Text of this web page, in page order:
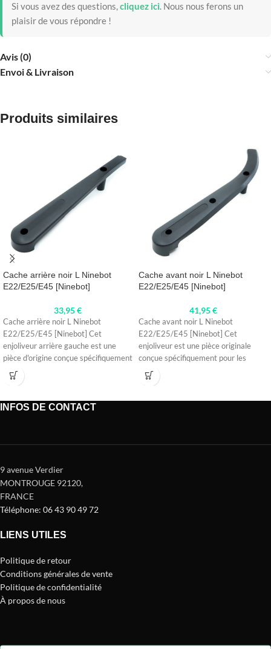
Si vous avez des questions,cliquez ici. Nous nous ferons un
plaisir de vous répondre !
Avis (0)
Envoi & Livraison
Produits similaires
Cache arrière noir L Ninebot
E22/E25/E45 [Ninebot]
33,95€
Cache arrière noir L Ninebot
E22/E25/E45 [Ninebot] Cet
enjoliveur arrière gauche est une
pièce d'origine conçue spécifiquement
pour les modèles
Cache avant noir L Ninebot
E22/E25/E45 [Ninebot]
41,95€
Cache avant noir L Ninebot
E22/E25/E45 [Ninebot] Cet
enjoliveur est une pièce originale
conçue spécifiquement pour les
modèles Ninebot E22,
INFOS DE CONTACT
9 avenue Verdier
MONTROUGE 92120,
FRANCE
Téléphone: 06 43 90 49 72
LIENS UTILES
Politique de retour
Conditions générales de vente
Politique de confidentialité
À propos de nous